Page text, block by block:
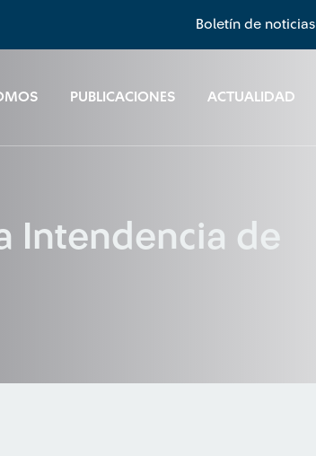
Boletín de noticias
PUBLICACIONES ACTUALIDAD
Intendencia de